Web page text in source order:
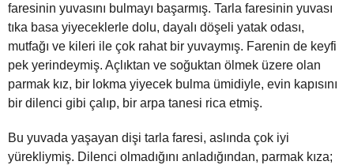
faresinin yuvasını bulmayı başarmış. Tarla faresinin yuvası
tıka basa yiyeceklerle dolu, dayalı döşeli yatak odası,
mutfağı ve kileri ile çok rahat bir yuvaymış. Farenin de keyfi
pek yerindeymiş. Açlıktan ve soğuktan ölmek üzere olan
parmak kız, bir lokma yiyecek bulma ümidiyle, evin kapısını
bir dilenci gibi çalıp, bir arpa tanesi rica etmiş.
Bu yuvada yaşayan dişi tarla faresi, aslında çok iyi
yürekliymiş. Dilenci olmadığını anladığından, parmak kıza;